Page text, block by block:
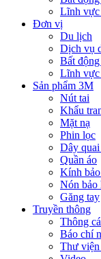
Lĩnh vực
Đơn vị
Du lịch
Dịch vụ
Bất động
Lĩnh vực
Sản phẩm 3M
Nút tai
Khẩu
Mặt nạ
Phin lọc
Dây
Quần áo
Kính
Nón bảo
Găng tay
Truyền thông
Thông
Báo chí
Thư viện